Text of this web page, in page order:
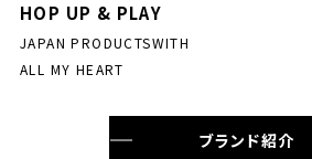
HOP UP & PLAY
JAPAN PRODUCTSWITH
ALL MY HEART
ブランド紹介